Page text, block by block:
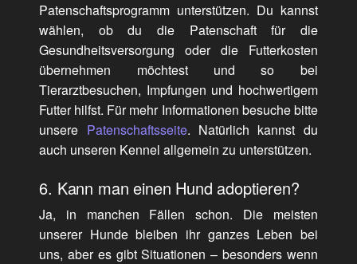
Patenschaftsprogramm unterstützen. Du kannst
wählen, ob du die Patenschaft für die
Gesundheitsversorgung oder die Futterkosten
übernehmen möchtest und so bei
Tierarztbesuchen, Impfungen und hochwertigem
Futter hilfst. Für mehr Informationen besuche bitte
unsere Patenschaftsseite. Natürlich kannst du
auch unseren Kennel allgemein zu unterstützen.
6. Kann man einen Hund adoptieren?
Ja, in manchen Fällen schon. Die meisten
unserer Hunde bleiben ihr ganzes Leben bei
uns, aber es gibt Situationen – besonders wenn